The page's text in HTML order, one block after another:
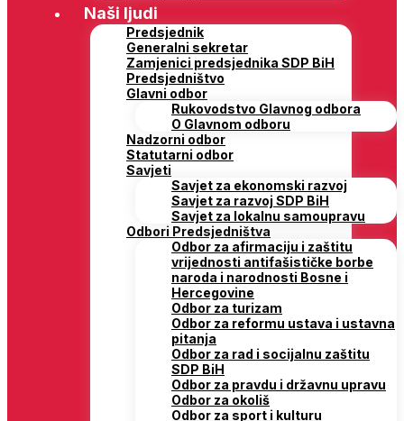
Naši ljudi
Predsjednik
Generalni sekretar
Zamjenici predsjednika SDP BiH
Predsjedništvo
Glavni odbor
Rukovodstvo Glavnog odbora
O Glavnom odboru
Nadzorni odbor
Statutarni odbor
Savjeti
Savjet za ekonomski razvoj
Savjet za razvoj SDP BiH
Savjet za lokalnu samoupravu
Odbori Predsjedništva
Odbor za afirmaciju i zaštitu
vrijednosti antifašističke borbe
naroda i narodnosti Bosne i
Hercegovine
Odbor za turizam
Odbor za reformu ustava i ustavna
pitanja
Odbor za rad i socijalnu zaštitu
SDP BiH
Odbor za pravdu i državnu upravu
Odbor za okoliš
Odbor za sport i kulturu